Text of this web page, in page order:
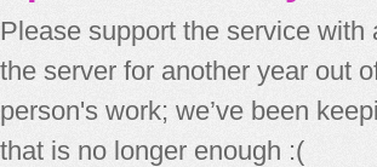
Please support the service
the server for another year out
person's work; we’ve been
that is no longer enough :(